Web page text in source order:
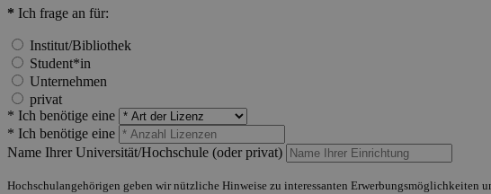
* Ich frage an für:
Institut/Bibliothek
Student*in
Unternehmen
privat
* Ich benötige eine
* Ich benötige eine
Name Ihrer Universität/Hochschule (oder privat)
Hochschulangehörigen geben wir nützliche Hinweise zu interessanten Erwerbungsmöglichkeiten